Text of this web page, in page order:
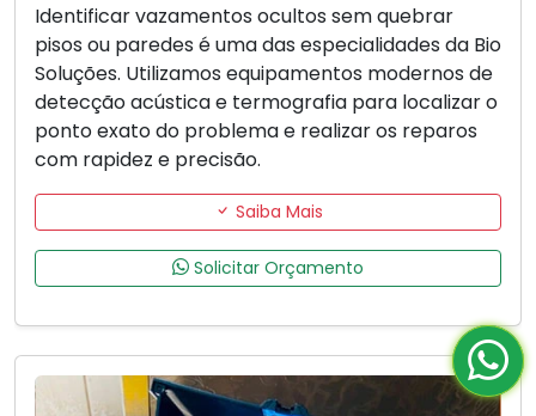
Identificar vazamentos ocultos sem quebrar
pisos ou paredes é uma das especialidades da Bio
Soluções. Utilizamos equipamentos modernos de
detecção acústica e termografia para localizar o
ponto exato do problema e realizar os reparos
com rapidez e precisão.
Saiba Mais
Solicitar Orçamento